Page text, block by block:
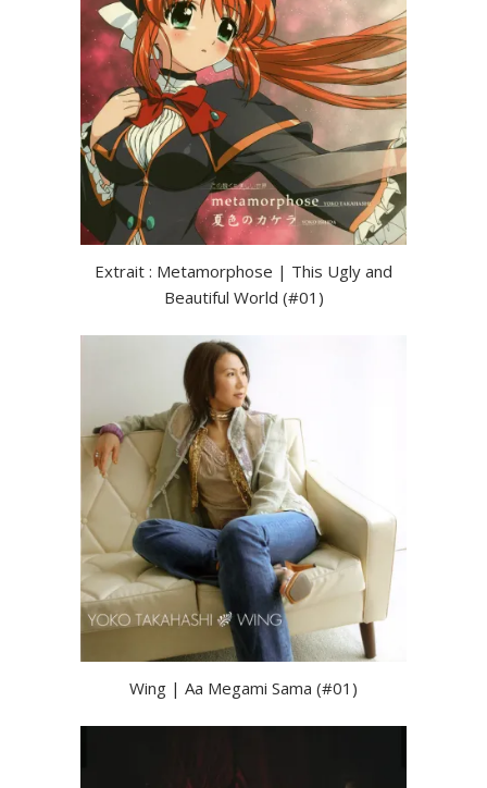
Extrait : Metamorphose | This Ugly and
Beautiful World (#01)
Wing | Aa Megami Sama (#01)